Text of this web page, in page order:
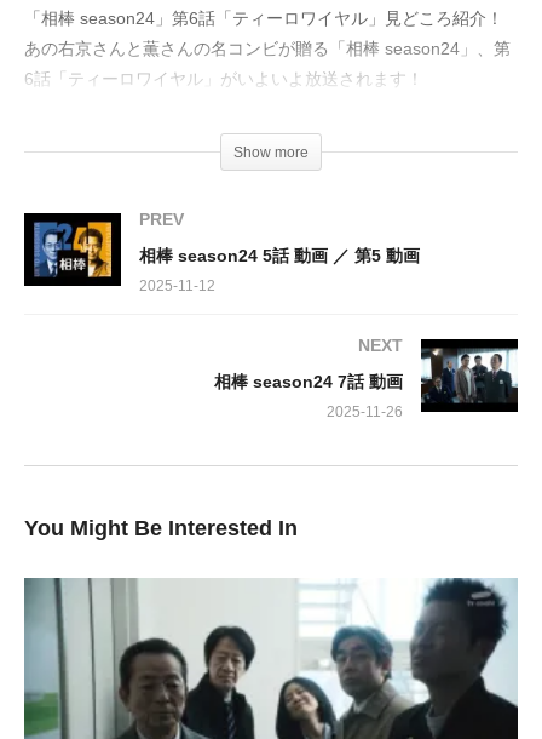
「相棒 season24」第6話「ティーロワイヤル」見どころ紹介！
あの右京さんと薫さんの名コンビが贈る「相棒 season24」、第
6話「ティーロワイヤル」がいよいよ放送されます！
を確かめることから物語は始まります。数ある通報の中で右京さ
んが特に注目したのは、「2年間毎日欠かさず配信されてきた動
配信者が大村という男性だと判明し、右京と薫が彼の叔父・慎二
を訪ねると、そこから衝撃の言葉が飛び出します。「兄貴はあい
つに殺された」――。この一言が、新たな事件の扉を開くことに
一体、消えた動画配信者の身に何が起きたのか？そして、叔父の
口から漏れた「殺された」という言葉の真意とは？右京さんの研
ぎ澄まされた洞察力と、薫さんの人情味が織りなす絶妙なコンビ
今回の「ティーロワイヤル」も、視聴者の皆様を惹きつけて離さ
水谷豊、寺脇康文
森口瑤子、鈴木砂羽、川原和久、山中崇史、篠原ゆき子、山西
惇、小野了、片桐竜次
【ゲスト】かたせ梨乃 ほか
Show more
PREV
相棒 season24 5話 動画 ／ 第5 動画
2025-11-12
NEXT
相棒 season24 7話 動画
2025-11-26
You Might Be Interested In